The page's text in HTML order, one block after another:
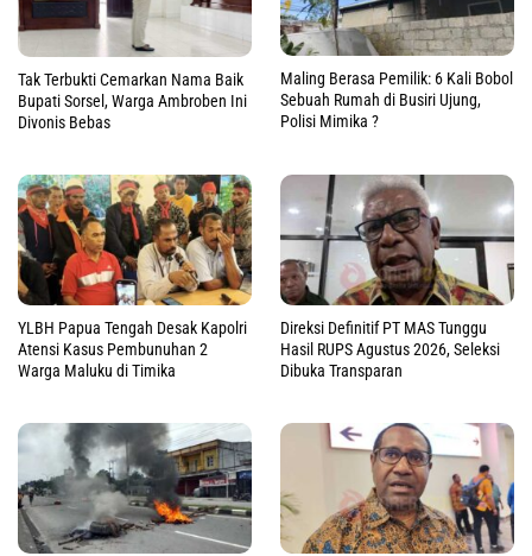
Tak Terbukti Cemarkan Nama Baik
Bupati Sorsel, Warga Ambroben Ini
Divonis Bebas
Maling Berasa Pemilik: 6 Kali Bobol
Sebuah Rumah di Busiri Ujung,
Polisi Mimika ?
YLBH Papua Tengah Desak Kapolri
Atensi Kasus Pembunuhan 2
Warga Maluku di Timika
Direksi Definitif PT MAS Tunggu
Hasil RUPS Agustus 2026, Seleksi
Dibuka Transparan